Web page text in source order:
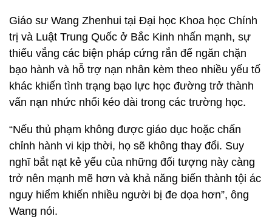
Giáo sư Wang Zhenhui tại Đại học Khoa học Chính
trị và Luật Trung Quốc ở Bắc Kinh nhấn mạnh, sự
thiếu vắng các biện pháp cứng rắn để ngăn chặn
bạo hành và hỗ trợ nạn nhân kèm theo nhiều yếu tố
khác khiến tình trạng bạo lực học đường trở thành
vấn nạn nhức nhối kéo dài trong các trường học.
“Nếu thủ phạm không được giáo dục hoặc chấn
chỉnh hành vi kịp thời, họ sẽ không thay đổi. Suy
nghĩ bắt nạt kẻ yếu của những đối tượng này càng
trở nên mạnh mẽ hơn và khả năng biến thành tội ác
nguy hiểm khiến nhiều người bị đe dọa hơn”, ông
Wang nói.